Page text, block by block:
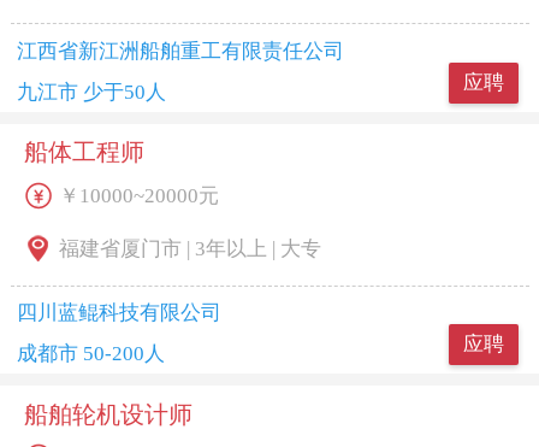
应聘
江西省新江洲船舶重工有限责任公司
九江市 少于50人
船体工程师
应聘
￥10000~20000元
福建省厦门市 | 3年以上 | 大专
四川蓝鲲科技有限公司
成都市 50-200人
船舶轮机设计师